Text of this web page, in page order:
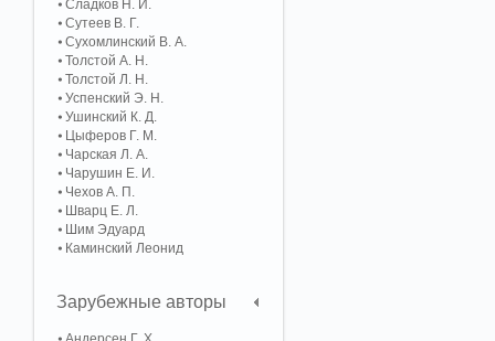
Сладков Н. И.
Сутеев В. Г.
Сухомлинский В. А.
Толстой А. Н.
Толстой Л. Н.
Успенский Э. Н.
Ушинский К. Д.
Цыферов Г. М.
Чарская Л. А.
Чарушин Е. И.
Чехов А. П.
Шварц Е. Л.
Шим Эдуард
Каминский Леонид
Зарубежные авторы